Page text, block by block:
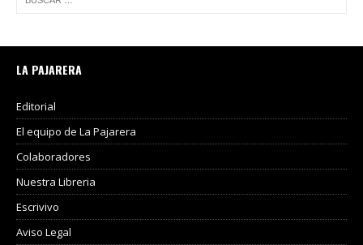
LA PAJARERA
Editorial
El equipo de La Pajarera
Colaboradores
Nuestra Libreria
Escrivivo
Aviso Legal